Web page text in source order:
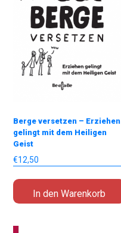
Berge versetzen – Erziehen
gelingt mit dem Heiligen
Geist
€12,50
In den Warenkorb